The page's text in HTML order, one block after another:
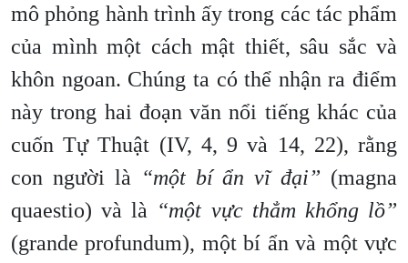
mô phỏng hành trình ấy trong các tác phẩm
của mình một cách mật thiết, sâu sắc và
khôn ngoan. Chúng ta có thể nhận ra điểm
này trong hai đoạn văn nổi tiếng khác của
cuốn Tự Thuật (IV, 4, 9 và 14, 22), rằng
con người là
“một bí ẩn vĩ đại” (magna
quaestio) và là “một vực thẳm khổng lồ”
(grande profundum), một bí ẩn và một vực